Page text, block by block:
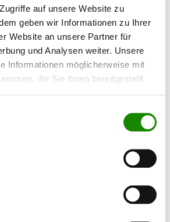
auf unsere Website zu
geben wir Informationen zu Ihrer
Website an unsere Partner für
und Analysen weiter. Unsere
Informationen möglicherweise mit
die Sie ihnen bereitgestellt
01:09
Keine
Deutsch